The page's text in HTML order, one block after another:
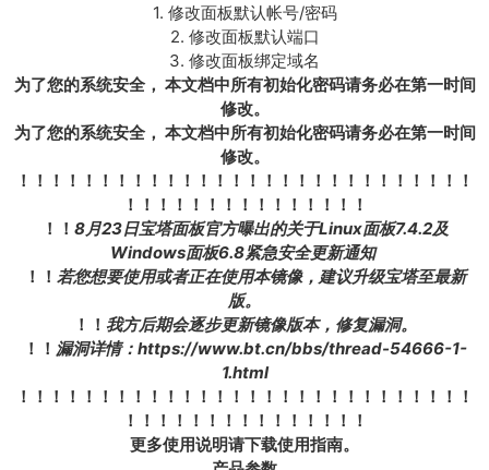
1. 修改面板默认帐号/密码
2. 修改面板默认端口
3. 修改面板绑定域名
为了您的系统安全， 本文档中所有初始化密码请务必在第一时间
修改。
为了您的系统安全， 本文档中所有初始化密码请务必在第一时间
修改。
！！！！！！！！！！！！！！！！！！！！！！！！！！！！
！！！！！！！！！！！！！！！
！！ 8月23日宝塔面板官方曝出的关于Linux面板7.4.2及
Windows面板6.8紧急安全更新通知
！！ 若您想要使用或者正在使用本镜像，建议升级宝塔至最新
版。
！！ 我方后期会逐步更新镜像版本，修复漏洞。
！！ 漏洞详情：https://www.bt.cn/bbs/thread-54666-1-
1.html
！！！！！！！！！！！！！！！！！！！！！！！！！！！！
！！！！！！！！！！！！！！！
更多使用说明请下载使用指南。